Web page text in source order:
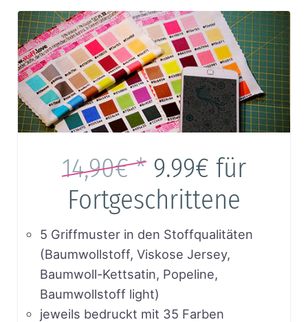
14,90€ * 9.99€ für
Fortgeschrittene
5 Griffmuster in den Stoffqualitäten
(Baumwollstoff, Viskose Jersey,
Baumwoll-Kettsatin, Popeline,
Baumwollstoff light)
jeweils bedruckt mit 35 Farben